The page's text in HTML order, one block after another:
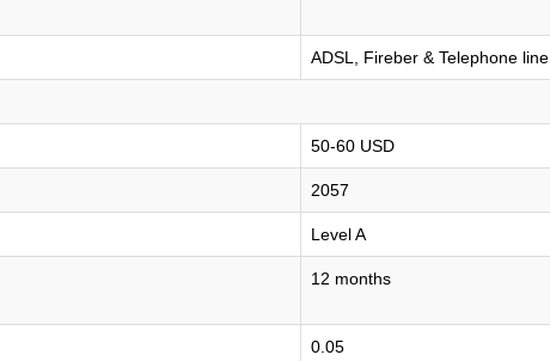
ADSL, Fireber & Telephone line
50-60 USD
2057
Level A
12 months
0.05